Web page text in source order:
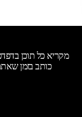
מקריא כל תוכן
כותב בזמן